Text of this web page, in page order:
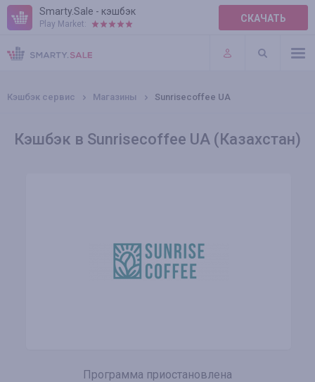
Smarty.Sale - кэшбэк
Play Market: СКАЧАТЬ
ПРАВИЛА
ПЛАГИНЫ
Кэшбэк сервис Магазины Sunrisecoffee UA
Кэшбэк в Sunrisecoffee UA (Казахстан)
Программа приостановлена